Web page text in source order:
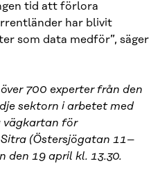
tid att förlora
har blivit
som data medför”, säger
700 experter från den
sektorn i arbetet med
vägkartan för
(Östersjögatan 11–
den 19 april kl. 13.30.